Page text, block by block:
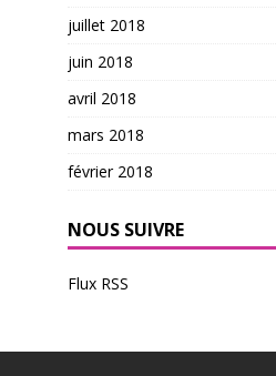
juillet 2018
juin 2018
avril 2018
mars 2018
février 2018
NOUS SUIVRE
Flux RSS